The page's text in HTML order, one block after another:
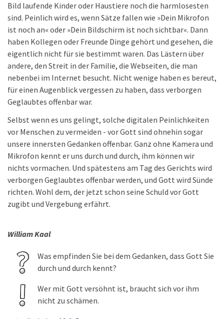
Bild laufende Kinder oder Haustiere noch die harmlosesten
sind. Peinlich wird es, wenn Sätze fallen wie »Dein Mikrofon
ist noch an« oder »Dein Bildschirm ist noch sichtbar«. Dann
haben Kollegen oder Freunde Dinge gehört und gesehen, die
eigentlich nicht für sie bestimmt waren. Das Lästern über
andere, den Streit in der Familie, die Webseiten, die man
nebenbei im Internet besucht. Nicht wenige haben es bereut,
für einen Augenblick vergessen zu haben, dass verborgen
Geglaubtes offenbar war.
Selbst wenn es uns gelingt, solche digitalen Peinlichkeiten
vor Menschen zu vermeiden - vor Gott sind ohnehin sogar
unsere innersten Gedanken offenbar. Ganz ohne Kamera und
Mikrofon kennt er uns durch und durch, ihm können wir
nichts vormachen. Und spätestens am Tag des Gerichts wird
verborgen Geglaubtes offenbar werden, und Gott wird Sünde
richten. Wohl dem, der jetzt schon seine Schuld vor Gott
zugibt und Vergebung erfährt.
William Kaal
Was empfinden Sie bei dem Gedanken, dass Gott Sie
durch und durch kennt?
Wer mit Gott versöhnt ist, braucht sich vor ihm
nicht zu schämen.